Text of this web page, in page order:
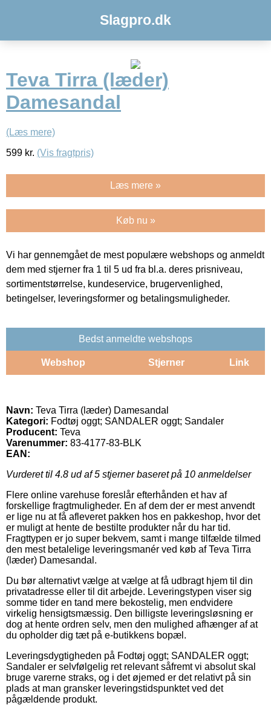
Slagpro.dk
Teva Tirra (læder)
Damesandal
(Læs mere)
599 kr. (Vis fragtpris)
Læs mere »
Køb nu »
Vi har gennemgået de mest populære webshops og anmeldt
dem med stjerner fra 1 til 5 ud fra bl.a. deres prisniveau,
sortimentstørrelse, kundeservice, brugervenlighed,
betingelser, leveringsformer og betalingsmuligheder.
Bedst anmeldte webshops
Webshop Stjerner Link
Navn: Teva Tirra (læder) Damesandal
Kategori: Fodtøj oggt; SANDALER oggt; Sandaler
Producent: Teva
Varenummer: 83-4177-83-BLK
EAN:
Vurderet til 4.8 ud af 5 stjerner baseret på 10 anmeldelser
Flere online varehuse foreslår efterhånden et hav af
forskellige fragtmuligheder. En af dem der er mest anvendt
er lige nu at få afleveret pakken hos en pakkeshop, hvor det
er muligt at hente de bestilte produkter når du har tid.
Fragttypen er jo super bekvem, samt i mange tilfælde tilmed
den mest betalelige leveringsmanér ved køb af Teva Tirra
(læder) Damesandal.
Du bør alternativt vælge at vælge at få udbragt hjem til din
privatadresse eller til dit arbejde. Leveringstypen viser sig
somme tider en tand mere bekostelig, men endvidere
virkelig hensigtsmæssig. Den billigste leveringsløsning er
dog at hente ordren selv, men den mulighed afhænger af at
du opholder dig tæt på e-butikkens bopæl.
Leveringsdygtigheden på Fodtøj oggt; SANDALER oggt;
Sandaler er selvfølgelig ret relevant såfremt vi absolut skal
bruge varerne straks, og i det øjemed er det relativt på sin
plads at man gransker leveringstidspunktet ved det
pågældende produkt.